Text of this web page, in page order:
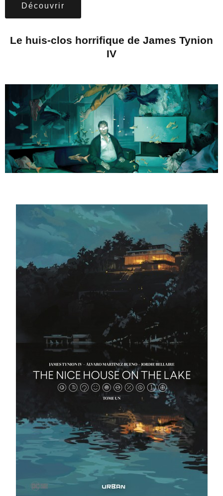
Découvrir
Le huis-clos horrifique de James Tynion
IV